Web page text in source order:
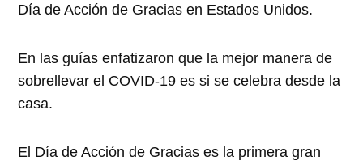
Día de Acción de Gracias en Estados Unidos.
En las guías enfatizaron que la mejor manera de
sobrellevar el COVID-19 es si se celebra desde la
casa.
El Día de Acción de Gracias es la primera gran